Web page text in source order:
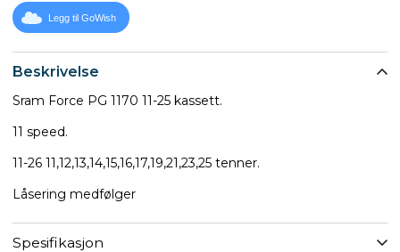
Beskrivelse
Sram Force PG 1170 11-25 kassett.
11 speed.
11-26 11,12,13,14,15,16,17,19,21,23,25 tenner.
Låsering medfølger
Spesifikasjon
Legg til GoWish